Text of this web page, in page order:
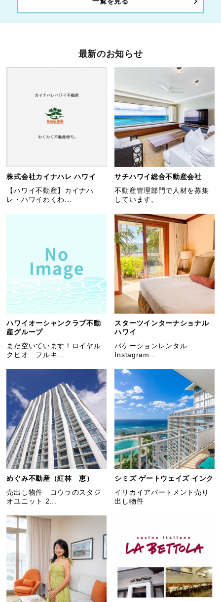
最新のお知らせ
株式会社カイナハレ ハワイ
【ハワイ不動産】カイナハ
レ・ハワイわくわ...
サチハワイ総合不動産会社
不動産管理部門で人材を募集
しています。
ハワイオーシャンクラブ不動
産グループ
まだ空いています！ロイヤル
クヒオ フルキ...
スターツインターナショナル
ハワイ
バケーションレンタル
Instagram...
めぐみ不動産（紅林 恵）
売出し物件 コウラのスタジ
オユニット 2...
シミズ ゲートウェイズ インク
イリカイアパートメント売り
出し物件